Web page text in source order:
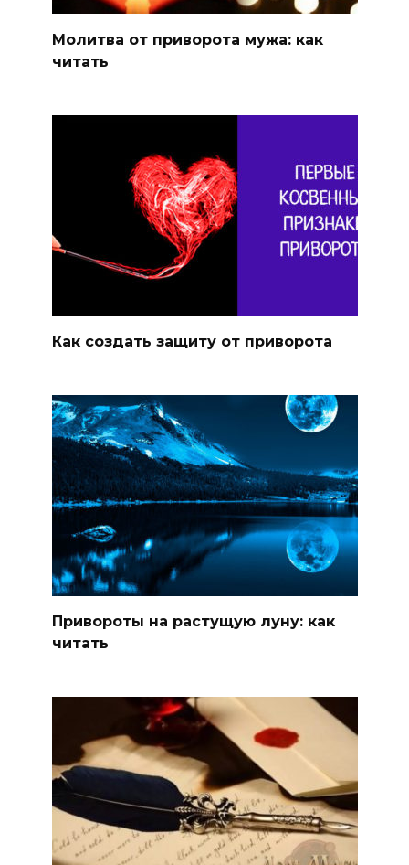
Молитва от приворота мужа: как
читать
Как создать защиту от приворота
Привороты на растущую луну: как
читать